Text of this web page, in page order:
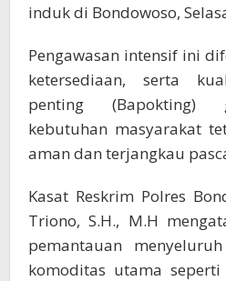
induk di Bondowoso,
Pengawasan intensif ini
ketersediaan, serta
penting (Bapokting)
kebutuhan masyarakat
aman dan terjangkau
Kasat Reskrim Polres
Triono, S.H., M.H
pemantauan
komoditas utama